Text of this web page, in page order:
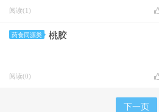
阅读(1)
药食同源类 桃胶
阅读(0)
下一页